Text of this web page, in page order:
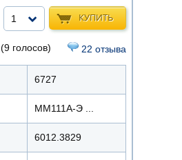
КУПИТЬ
1
(9 голосов) 22 отзыва
6727
ММ111А-Э ...
6012.3829